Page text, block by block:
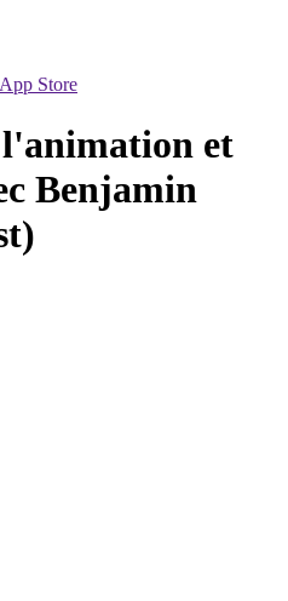
Store
et
Benjamin